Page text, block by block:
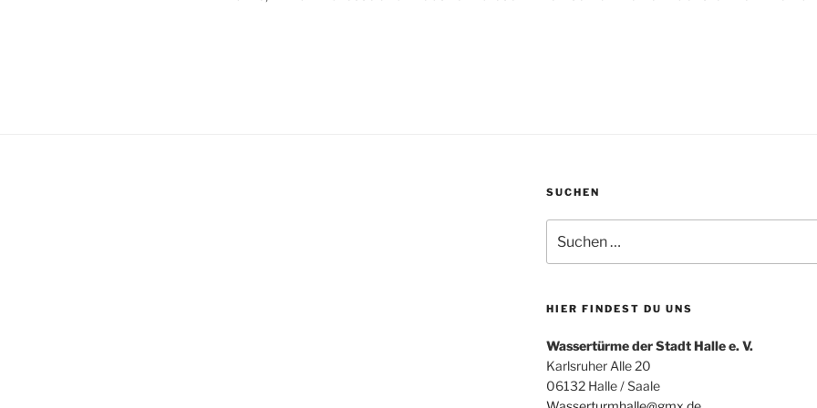
SUCHEN
nach:
HIER FINDEST DU UNS
Wassertürme der Stadt Halle e. V.
Karlsruher Alle 20
06132 Halle / Saale